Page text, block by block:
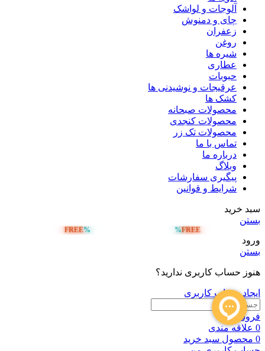
آلوجات و لواشک
چای و دمنوش
زعفران
روغن
شیره ها
عطاری
حبوبات
عرقیجات و نوشیدنی ها
کشک ها
محصولات صبحانه
محصولات کنجدی
محصولات تک زر
تماس با ما
درباره ما
وبلاگ
پیگیری سفارشات
شرایط و قوانین
سبد خرید
بستن
FREE
%
%
FREE
ورود
بستن
هنوز حساب کاربری ندارید؟
ایجاد حساب کاربری
فروشگاه
0 علاقه مندی
0 محصول سبد خرید